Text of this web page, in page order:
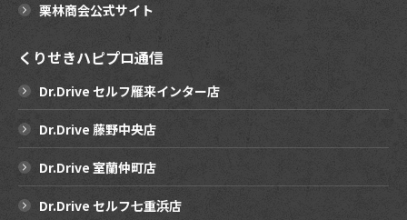
栗林商会公式サイト
くりせきハピプロ通信
Dr.Drive セルフ雁来インター店
Dr.Drive 藤野中央店
Dr.Drive 室蘭仲町店
Dr.Drive セルフ七重浜店